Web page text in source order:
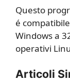
Questo
é
Windows a
operativi
Articoli